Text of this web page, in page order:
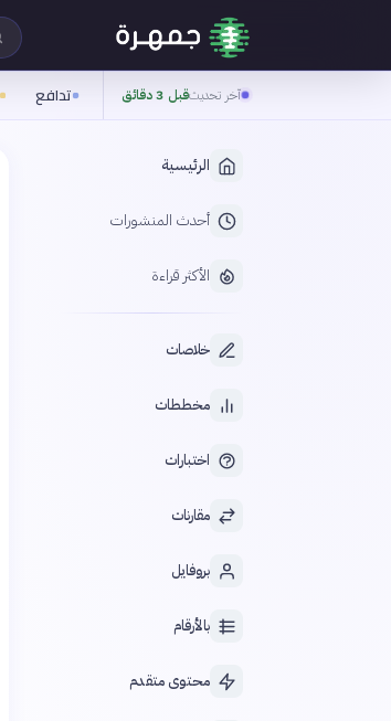
آخر تحديثقبل 3 دقائق تدافع
الرئيسية
أحدث المنشورات
الأكثر قراءة
خلاصات
مخططات
اختبارات
مقارنات
بروفايل
بالأرقام
محتوى متقدم